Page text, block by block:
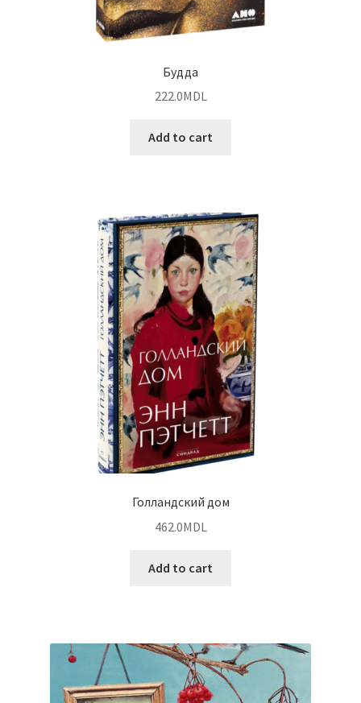
Будда
222.0MDL
Add to cart
Голландский дом
462.0MDL
Add to cart